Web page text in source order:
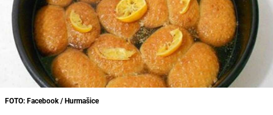
FOTO: Facebook / Hurmašice